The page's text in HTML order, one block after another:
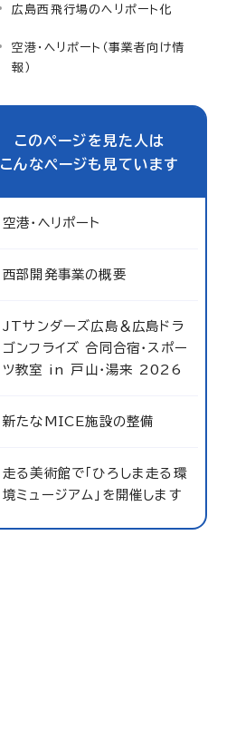
広島西飛行場のヘリポート化
空港・ヘリポート（事業者向け情
報）
このページを見た人は
こんなページも見ています
空港・ヘリポート
西部開発事業の概要
JTサンダーズ広島＆広島ドラ
ゴンフライズ 合同合宿・スポー
ツ教室 in 戸山・湯来 2026
新たなMICE施設の整備
走る美術館で「ひろしま走る環
境ミュージアム」を開催します